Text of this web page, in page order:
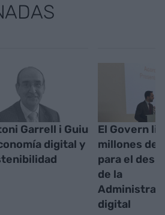
Garrell i Guiu
digital y
El Govern
millones de
para el
de la
digital